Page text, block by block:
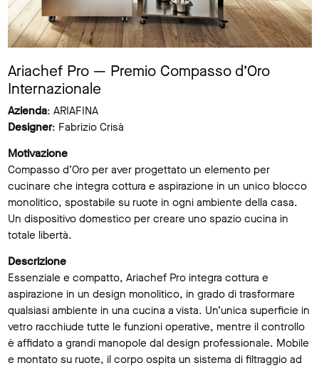
Ariachef Pro — Premio Compasso d’Oro
Internazionale
Azienda: ARIAFINA
Designer: Fabrizio Crisà
Motivazione
Compasso d’Oro per aver progettato un elemento per
cucinare che integra cottura e aspirazione in un unico blocco
monolitico, spostabile su ruote in ogni ambiente della casa.
Un dispositivo domestico per creare uno spazio cucina in
totale libertà.
Descrizione
Essenziale e compatto, Ariachef Pro integra cottura e
aspirazione in un design monolitico, in grado di trasformare
qualsiasi ambiente in una cucina a vista. Un’unica superficie in
vetro racchiude tutte le funzioni operative, mentre il controllo
è affidato a grandi manopole dal design professionale. Mobile
e montato su ruote, il corpo ospita un sistema di filtraggio ad